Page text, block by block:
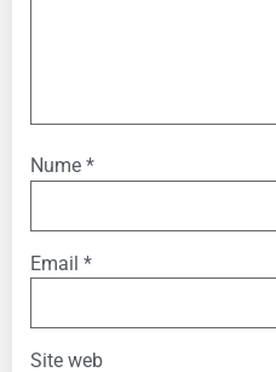
Nume *
Email *
Site web